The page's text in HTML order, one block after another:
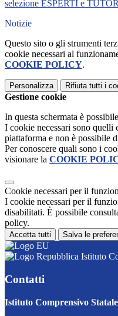
selezione ESPERTI e
Notizie
Questo sito o gli strumenti
cookie necessari al
COOKIE POLICY.
Personalizza Rifiuta tutti i
Gestione cookie
In questa schermata è
I cookie necessari sono quelli
piattaforma e non è possibile
Per conoscere quali sono i
visionare la COOKIE
Cookie necessari per il
I cookie necessari per il
disabilitati. È possibile
policy.
Accetta tutti Salva le
Istituto
Contatti
Istituto Comprensivo